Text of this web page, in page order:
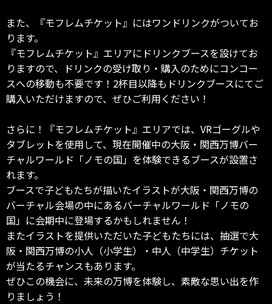
また、『モフレムチケット』にはワンドリンクがついてお
ります。
『モフレムチケット』エリアにドリンクブースを設けてお
りますので、ドリンクの受け取り・購入のためにコンコー
スへの移動も不要です！2杯目以降もドリンクブースにてご
購入いただけますので、ぜひご利用ください！
さらに！『モフレムチケット』エリアでは、VRゴーグルや
タブレットを使用して、現在開催中の大阪・関西万博バー
チャルワールド「ノモの国」を体験できるブースが設置さ
れます。
ブースで子どもたちが描いたイラストが大阪・関西万博の
バーチャル会場の中にあるバーチャルワールド「ノモの
国」に会期中に登場するかもしれません！
またイラストを提供いただいた子どもたちには、抽選で大
阪・関西万博の小人（小学生）・中人（中学生）チケット
が当たるチャンスもあります。
ぜひこの機会に、未来の万博を体験し、素敵な思い出を作
りましょう！